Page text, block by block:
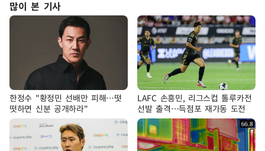
많이 본 기사
한정수 "황정민 선배만 피해…떳
떳하면 신분 공개하라"
LAFC 손흥민, 리그스컵 톨루카전
선발 출격…득점포 재가동 도전